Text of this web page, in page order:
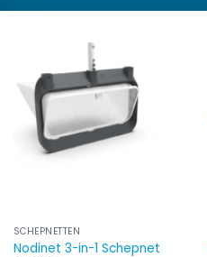
SCHEPNETTEN
Nodinet 3-in-1 Schepnet